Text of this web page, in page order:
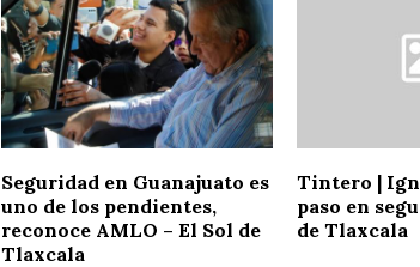
Seguridad en Guanajuato es
uno de los pendientes,
reconoce AMLO – El Sol de
Tlaxcala
Tintero |
paso en
de Tlaxcala